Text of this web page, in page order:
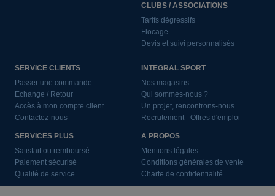
CLUBS / ASSOCIATIONS
Tarifs dégressifs
Flocage
Devis et suivi personnalisés
SERVICE CLIENTS
Passer une commande
Echange / Retour
Accès à mon compte client
Contactez-nous
SERVICES PLUS
Satisfait ou remboursé
Paiement sécurisé
Qualité de service
INTEGRAL SPORT
Nos magasins
Qui sommes-nous ?
Un projet, rencontrons-nous...
Recrutement - Offres d'emploi
A PROPOS
Mentions légales
Conditions générales de vente
Charte de confidentialité